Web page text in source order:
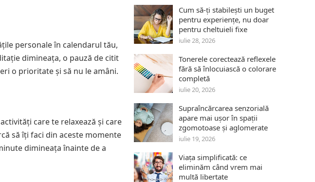
personale în calendarul tău,
dimineața, o pauză de citit
o prioritate și să nu le amâni.
care te relaxează și care
să îți faci din aceste momente
dimineața înainte de a
Cum să-ți stabilești un buget
pentru experiențe, nu doar
pentru cheltuieli fixe
iulie 28, 2026
Tonerele corectează reflexele
fără să înlocuiască o colorare
completă
iulie 20, 2026
Supraîncărcarea senzorială
apare mai ușor în spații
zgomotoase și aglomerate
iulie 19, 2026
Viața simplificată: ce
eliminăm când vrem mai
multă libertate